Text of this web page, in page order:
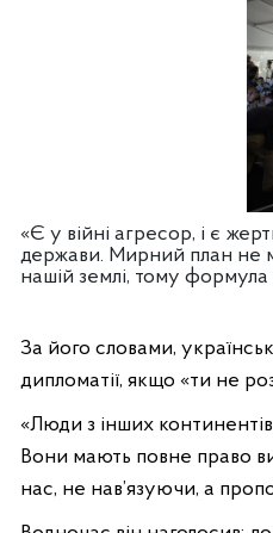
«Є у війні агресор, і є
держави. Мирний план не
нашій землі, тому
За його словами,
дипломатії, якщо «ти не
«Люди з інших
Вони мають повне право
нас, не нав’язуючи, а